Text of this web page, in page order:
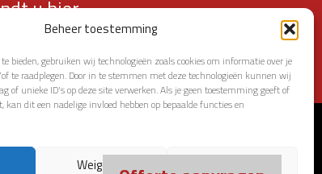
Beheer toestemming
bieden, gebruiken wij technologieën zoals cookies om informatie over je
te raadplegen. Door in te stemmen met deze technologieën kunnen wij
of unieke ID's op deze site verwerken. Als je geen toestemming geeft of
dit een nadelige invloed hebben op bepaalde functies en
Weigeren
u hier…